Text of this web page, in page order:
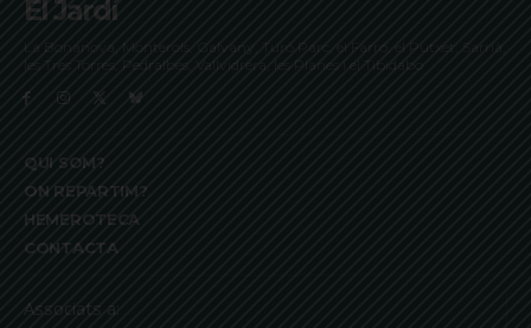
El Jardí
La Bonanova, Monterols, Galvany, Turó Parc, el Farró, el Putxet, Sarrià,
les Tres Torres, Pedralbes, Vallvidrera, les Planes i el Tibidabo
QUI SOM?
ON REPARTIM?
HEMEROTECA
CONTACTA
Associats a: